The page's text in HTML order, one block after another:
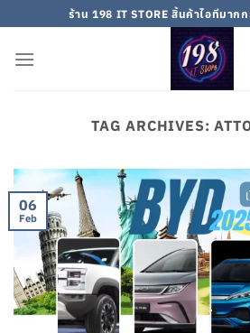
to
content
ร้าน 198 IT STORE สิ้นค้าไอทีมาก
TAG ARCHIVES:
06
Feb